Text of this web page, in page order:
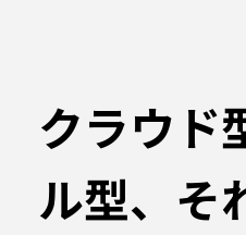
クラウド
ル型、そ